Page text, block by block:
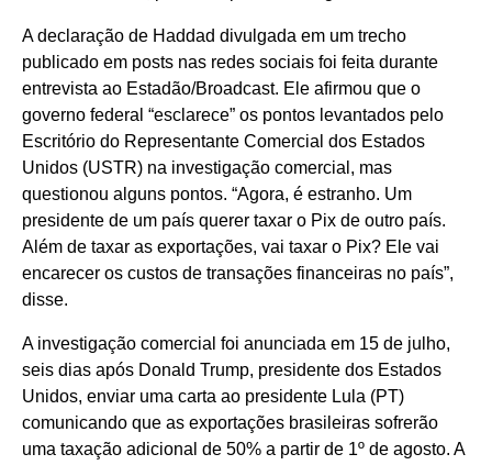
A declaração de Haddad divulgada em um trecho
publicado em posts nas redes sociais foi feita durante
entrevista ao Estadão/Broadcast. Ele afirmou que o
governo federal “esclarece” os pontos levantados pelo
Escritório do Representante Comercial dos Estados
Unidos (USTR) na investigação comercial, mas
questionou alguns pontos. “Agora, é estranho. Um
presidente de um país querer taxar o Pix de outro país.
Além de taxar as exportações, vai taxar o Pix? Ele vai
encarecer os custos de transações financeiras no país”,
disse.
A investigação comercial foi anunciada em 15 de julho,
seis dias após Donald Trump, presidente dos Estados
Unidos, enviar uma carta ao presidente Lula (PT)
comunicando que as exportações brasileiras sofrerão
uma taxação adicional de 50% a partir de 1º de agosto. A